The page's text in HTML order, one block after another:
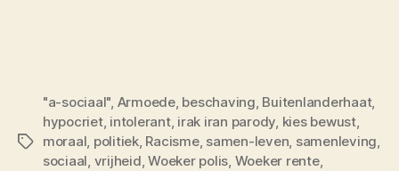
Tags
"a-sociaal", Armoede, beschaving, Buitenlanderhaat,
hypocriet, intolerant, irak iran parody, kies bewust,
moraal, politiek, Racisme, samen-leven, samenleving,
sociaal, vrijheid,Woeker polis, Woeker rente,